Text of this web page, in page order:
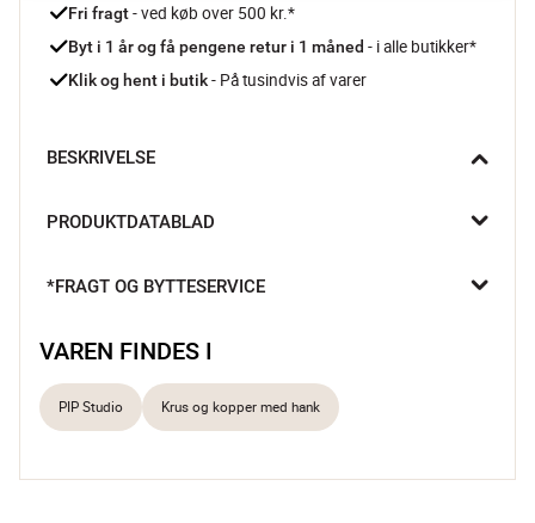
Fri fragt - ved køb over 500 kr.*
Byt i 1 år og få pengene retur i 1 måned - i alle butikker*
Klik og hent i butik - På tusindvis af varer
BESKRIVELSE
hyggelig. Det elegante porcelæn og de fine detaljer giver et
Sæt med 2 stk.
Dekorativt design
PRODUKTDATABLAD
*FRAGT OG BYTTESERVICE
VAREN FINDES I
PIP Studio Krus og kopper med hank